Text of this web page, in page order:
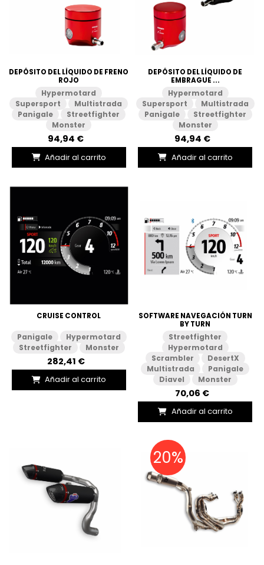
DEPÓSITO DEL LÍQUIDO DE FRENO
ROJO
Hypermotard
Supersport
Multistrada
Panigale
Streetfighter
Monster
94,94 €
Añadir al carrito
DEPÓSITO DEL LÍQUIDO DE
EMBRAGUE ...
Hypermotard
Supersport
Multistrada
Panigale
Streetfighter
Monster
94,94 €
Añadir al carrito
CRUISE CONTROL
Panigale
Hypermotard
Streetfighter
Monster
282,41 €
Añadir al carrito
SOFTWARE NAVEGACIÓN TURN
BY TURN
Streetfighter
Hypermotard
Scrambler
DesertX
Multistrada
Panigale
Diavel
Monster
70,06 €
Añadir al carrito
20%